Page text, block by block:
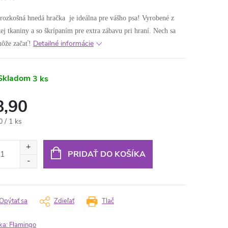
hnedá hračka je ideálna pre vášho psa! Vyrobené z
tkaniny a so škrípaním pre extra zábavu pri hraní. Nech sa
začať! Detailné informácie
3 ks
/ 1 ks
PRIDAŤ DO KOŠÍKA
Tlač
sa Zdieľať
Flamingo